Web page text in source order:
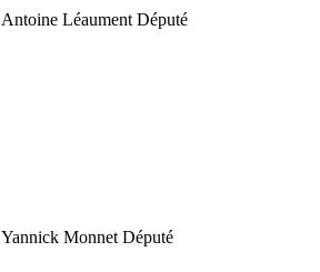
Antoine Léaument Député
Yannick Monnet Député